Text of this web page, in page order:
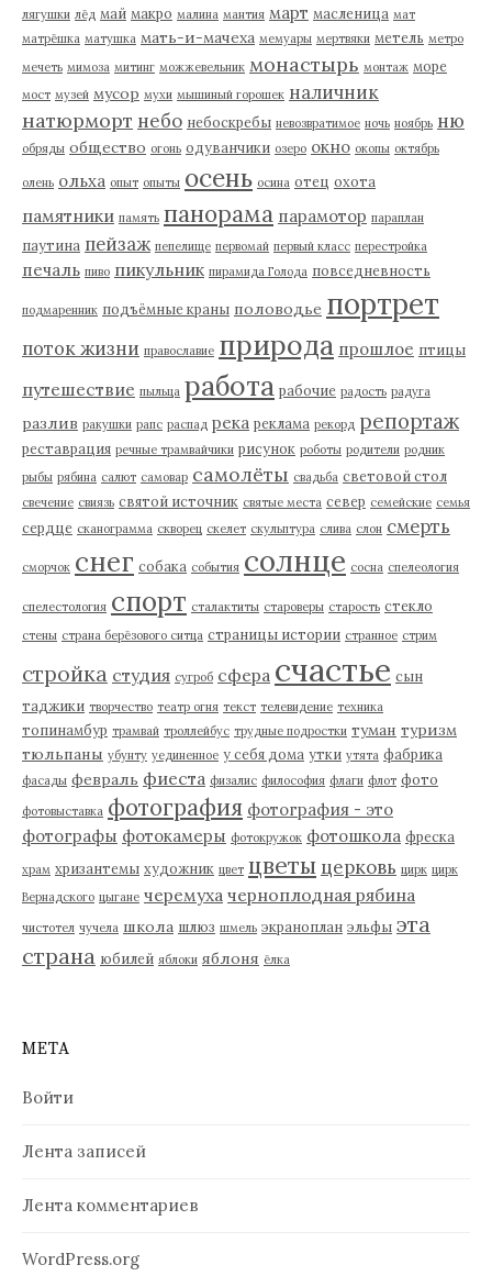
лягушки лёд май макро малина мантия март масленица мат
матрёшка матушка мать-и-мачеха мемуары мертвяки метель метро
мечеть мимоза митинг можжевельник монастырь монтаж море
мост музей мусор мухи мышиный горошек наличник
натюрморт небо небоскребы невозвратимое ночь ноябрь ню
обряды общество огонь одуванчики озеро окно окопы октябрь
олень ольха опыт опыты осень осина отец охота
памятники память панорама парамотор параплан
паутина пейзаж пепелище первомай первый класс перестройка
печаль пиво пикульник пирамида Голода повседневность
подмаренник подъёмные краны половодье портрет
поток жизни православие природа прошлое птицы
путешествие пыльца работа рабочие радость радуга
разлив ракушки рапс распад река реклама рекорд репортаж
реставрация речные трамвайчики рисунок роботы родители родник
рыбы рябина салют самовар самолёты свадьба световой стол
свечение свиязь святой источник святые места север семейские семья
сердце сканограмма скворец скелет скульптура слива слон смерть
сморчок снег собака события солнце сосна спелеология
спелестология спорт сталактиты староверы старость стекло
стены страна берёзового ситца страницы истории странное стрим
стройка студия сугроб сфера счастье сын
таджики творчество театр огня текст телевидение техника
топинамбур трамвай троллейбус трудные подростки туман туризм
тюльпаны убунту уединенное у себя дома утки утята фабрика
фасады февраль фиеста физалис философия флаги флот фото
фотовыставка фотография фотография - это
фотографы фотокамеры фотокружок фотошкола фреска
храм хризантемы художник цвет цветы церковь цирк цирк
Вернадского цыгане черемуха черноплодная рябина
чистотел чучела школа шлюз шмель экраноплан эльфы эта
страна юбилей яблоки яблоня ёлка
МЕТА
Войти
Лента записей
Лента комментариев
WordPress.org